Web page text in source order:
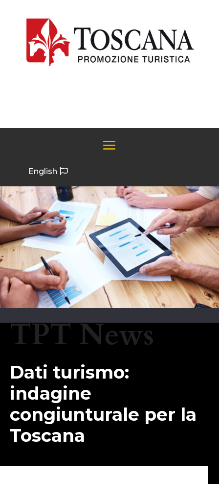
English
TPT News
Dati turismo:
indagine
congiunturale per la
Toscana